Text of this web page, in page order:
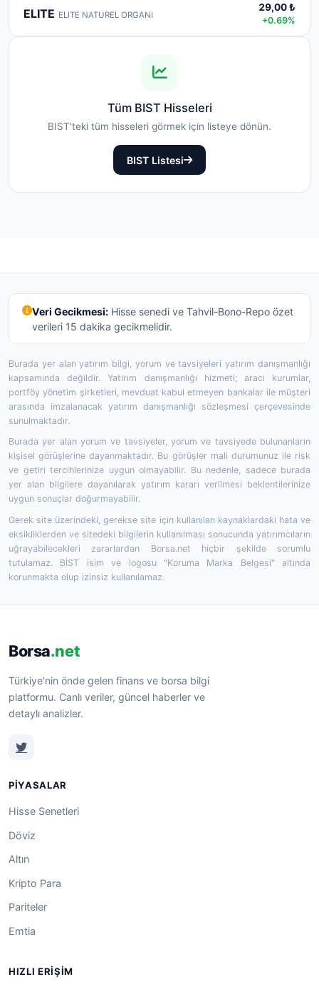
ELITE ELITE NATUREL ORGANI
29,00 ₺
+0.69%
Tüm BIST Hisseleri
BIST'teki tüm hisseleri görmek için listeye dönün.
BIST Listesi
Veri Gecikmesi:Hisse senedi ve Tahvil-Bono-Repo özet
verileri 15 dakika gecikmelidir.
Burada yer alan yatırım bilgi, yorum ve tavsiyeleri yatırım danışmanlığı
kapsamında değildir. Yatırım danışmanlığı hizmeti; aracı kurumlar,
portföy yönetim şirketleri, mevduat kabul etmeyen bankalar ile müşteri
arasında imzalanacak yatırım danışmanlığı sözleşmesi çerçevesinde
sunulmaktadır.
Burada yer alan yorum ve tavsiyeler, yorum ve tavsiyede bulunanların
kişisel görüşlerine dayanmaktadır. Bu görüşler mali durumunuz ile risk
ve getiri tercihlerinize uygun olmayabilir. Bu nedenle, sadece burada
yer alan bilgilere dayanılarak yatırım kararı verilmesi beklentilerinize
uygun sonuçlar doğurmayabilir.
Gerek site üzerindeki, gerekse site için kullanılan kaynaklardaki hata ve
eksikliklerden ve sitedeki bilgilerin kullanılması sonucunda yatırımcıların
uğrayabilecekleri zararlardan Borsa.net hiçbir şekilde sorumlu
tutulamaz. BİST isim ve logosu "Koruma Marka Belgesi" altında
korunmakta olup izinsiz kullanılamaz.
Borsa.net
Türkiye'nin önde gelen finans ve borsa bilgi
platformu. Canlı veriler, güncel haberler ve
detaylı analizler.
PIYASALAR
Hisse Senetleri
Döviz
Altın
Kripto Para
Pariteler
Emtia
HIZLI ERIŞIM